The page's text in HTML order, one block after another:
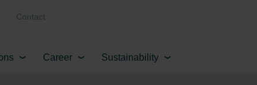
Contact
Career Sustainability